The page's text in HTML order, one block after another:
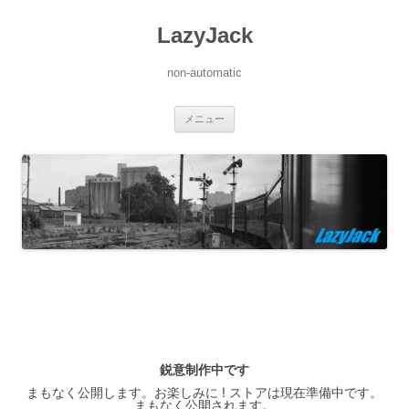
LazyJack
non-automatic
メニュー
ツ
へ
ス
キ
ッ
プ
鋭意制作中です
まもなく公開します。お楽しみに ! ストアは現在準備中です。
まもなく公開されます。